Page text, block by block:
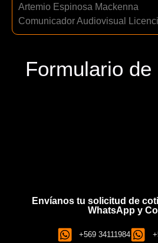
Artemio Espinosa Mackenna
Comunicador Audiovisual
Formulario
Envíanos tu solicitud de
WhatsApp y
+569 34111984